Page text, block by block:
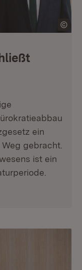
ein
gebracht.
ist ein